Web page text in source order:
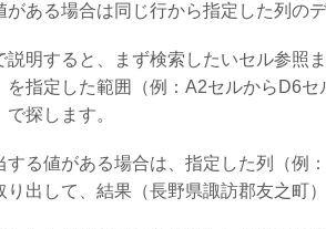
がある場合は同じ行から指定した列の
説明すると、まず検索したいセル参照
を指定した範囲（例：A2セルからD6
で探します。
する値がある場合は、指定した列（例
り出して、結果（長野県諏訪郡友之町）